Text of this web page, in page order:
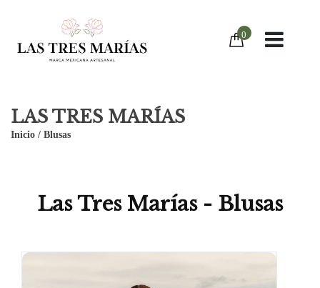
0
LAS TRES MARÍAS
Inicio / Blusas
Las Tres Marías - Blusas